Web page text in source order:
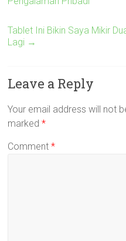
Tablet Ini Bikin Saya Mikir
Lagi →
Leave a Reply
Your email address will not
marked*
Comment*